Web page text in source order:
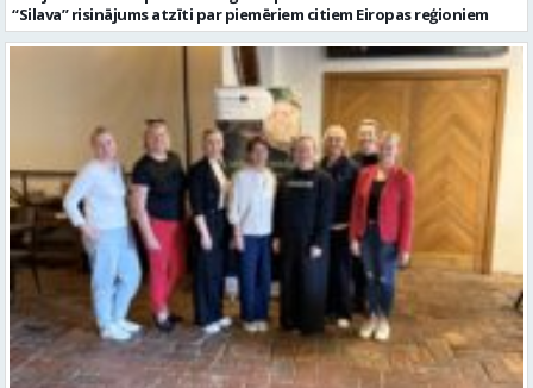
“Silava” risinājums atzīti par piemēriem citiem Eiropas reģioniem